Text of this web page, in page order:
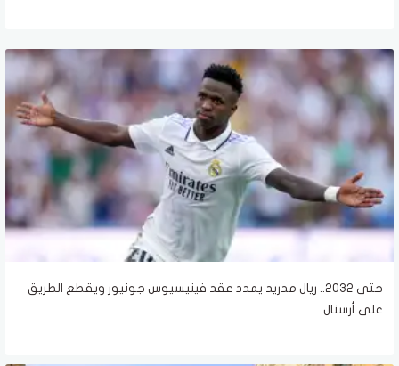
حتى 2032.. ريال مدريد يمدد عقد فينيسيوس جونيور ويقطع الطريق
على أرسنال